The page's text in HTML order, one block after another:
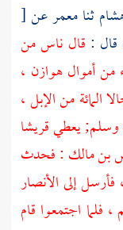
ثنامعمرعن[
قال : قال ناس من
من أموالهوازن ،
المائة من الإبل ،
وسلم; يعطيقريشا
بن مالك : فحدث
فأرسل إلىالأنصار
فلما اجتمعوا قام